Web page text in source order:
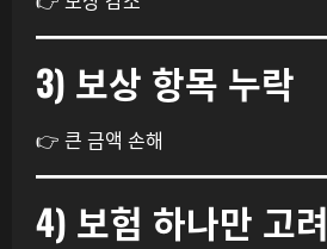
3) 보상 항목 누락
👉 큰 금액 손해
4) 보험 하나만 고려